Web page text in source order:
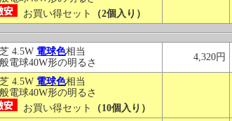
お買い得セット
（2個入り）
4.5W 電球色相当
電球40W形の明るさ
4,320円
4.5W 電球色相当
電球40W形の明るさ
お買い得セット
（10個入り）